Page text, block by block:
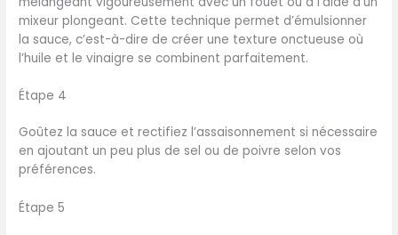
mixeur plongeant. Cette technique permet d’émulsionner
la sauce, c’est-à-dire de créer une texture onctueuse où
l’huile et le vinaigre se combinent parfaitement.
Étape 4
Goûtez la sauce et rectifiez l’assaisonnement si nécessaire
en ajoutant un peu plus de sel ou de poivre selon vos
préférences.
Étape 5